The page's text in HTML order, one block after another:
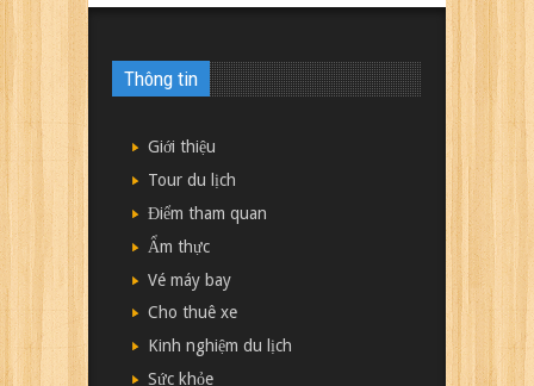
Thông tin
Giới thiệu
Tour du lịch
Điểm tham quan
Ẩm thực
Vé máy bay
Cho thuê xe
Kinh nghiệm du lịch
Sức khỏe